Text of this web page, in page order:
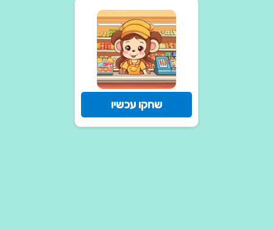
שחקו עכשיו